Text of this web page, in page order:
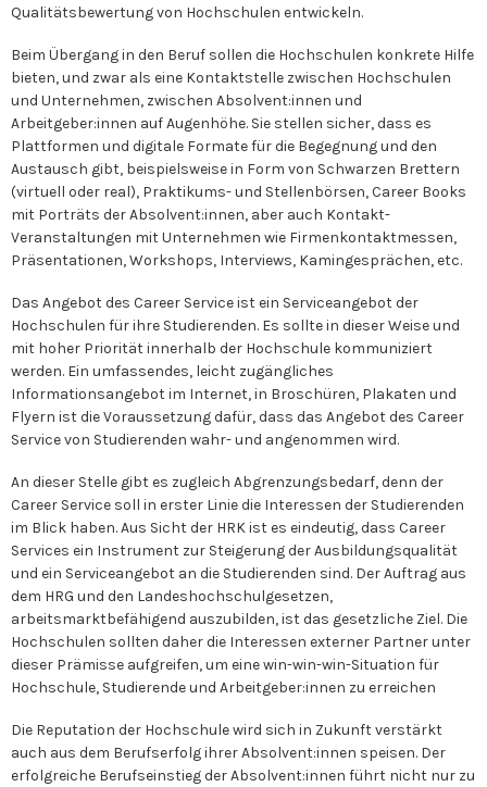
Qualitätsbewertung von Hochschulen entwickeln.
Beim Übergang in den Beruf sollen die Hochschulen konkrete Hilfe
bieten, und zwar als eine Kontaktstelle zwischen Hochschulen
und Unternehmen, zwischen Absolvent:innen und
Arbeitgeber:innen auf Augenhöhe. Sie stellen sicher, dass es
Plattformen und digitale Formate für die Begegnung und den
Austausch gibt, beispielsweise in Form von Schwarzen Brettern
(virtuell oder real), Praktikums- und Stellenbörsen, Career Books
mit Porträts der Absolvent:innen, aber auch Kontakt-
Veranstaltungen mit Unternehmen wie Firmenkontaktmessen,
Präsentationen, Workshops, Interviews, Kamingesprächen, etc.
Das Angebot des Career Service ist ein Serviceangebot der
Hochschulen für ihre Studierenden. Es sollte in dieser Weise und
mit hoher Priorität innerhalb der Hochschule kommuniziert
werden. Ein umfassendes, leicht zugängliches
Informationsangebot im Internet, in Broschüren, Plakaten und
Flyern ist die Voraussetzung dafür, dass das Angebot des Career
Service von Studierenden wahr- und angenommen wird.
An dieser Stelle gibt es zugleich Abgrenzungsbedarf, denn der
Career Service soll in erster Linie die Interessen der Studierenden
im Blick haben. Aus Sicht der HRK ist es eindeutig, dass Career
Services ein Instrument zur Steigerung der Ausbildungsqualität
und ein Serviceangebot an die Studierenden sind. Der Auftrag aus
dem HRG und den Landeshochschulgesetzen,
arbeitsmarktbefähigend auszubilden, ist das gesetzliche Ziel. Die
Hochschulen sollten daher die Interessen externer Partner unter
dieser Prämisse aufgreifen, um eine win-win-win-Situation für
Hochschule, Studierende und Arbeitgeber:innen zu erreichen
Die Reputation der Hochschule wird sich in Zukunft verstärkt
auch aus dem Berufserfolg ihrer Absolvent:innen speisen. Der
erfolgreiche Berufseinstieg der Absolvent:innen führt nicht nur zu